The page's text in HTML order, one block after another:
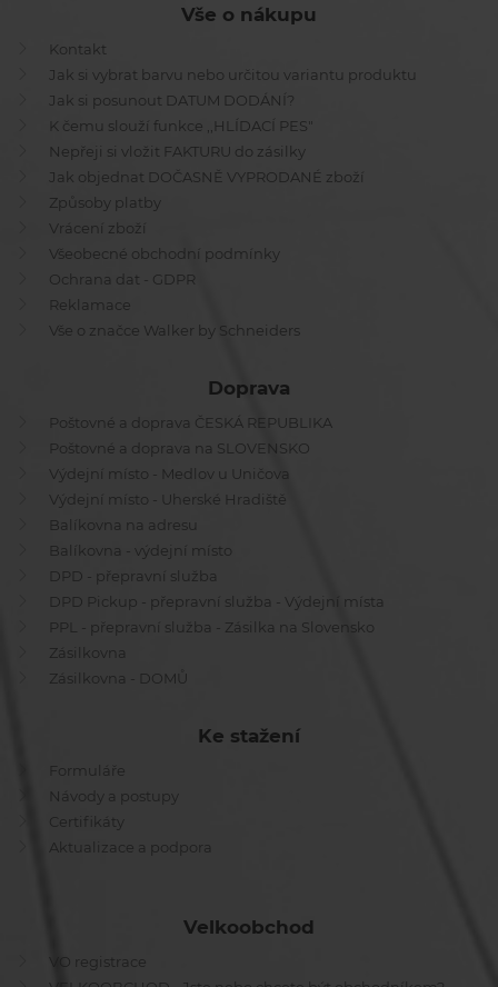
Vše o nákupu
Kontakt
Jak si vybrat barvu nebo určitou variantu produktu
Jak si posunout DATUM DODÁNÍ?
K čemu slouží funkce ,,HLÍDACÍ PES"
Nepřeji si vložit FAKTURU do zásilky
Jak objednat DOČASNĚ VYPRODANÉ zboží
Způsoby platby
Vrácení zboží
Všeobecné obchodní podmínky
Ochrana dat - GDPR
Reklamace
Vše o značce Walker by Schneiders
Doprava
Poštovné a doprava ČESKÁ REPUBLIKA
Poštovné a doprava na SLOVENSKO
Výdejní místo - Medlov u Uničova
Výdejní místo - Uherské Hradiště
Balíkovna na adresu
Balíkovna - výdejní místo
DPD - přepravní služba
DPD Pickup - přepravní služba - Výdejní místa
PPL - přepravní služba - Zásilka na Slovensko
Zásilkovna
Zásilkovna - DOMŮ
Ke stažení
Formuláře
Návody a postupy
Certifikáty
Aktualizace a podpora
Velkoobchod
VO registrace